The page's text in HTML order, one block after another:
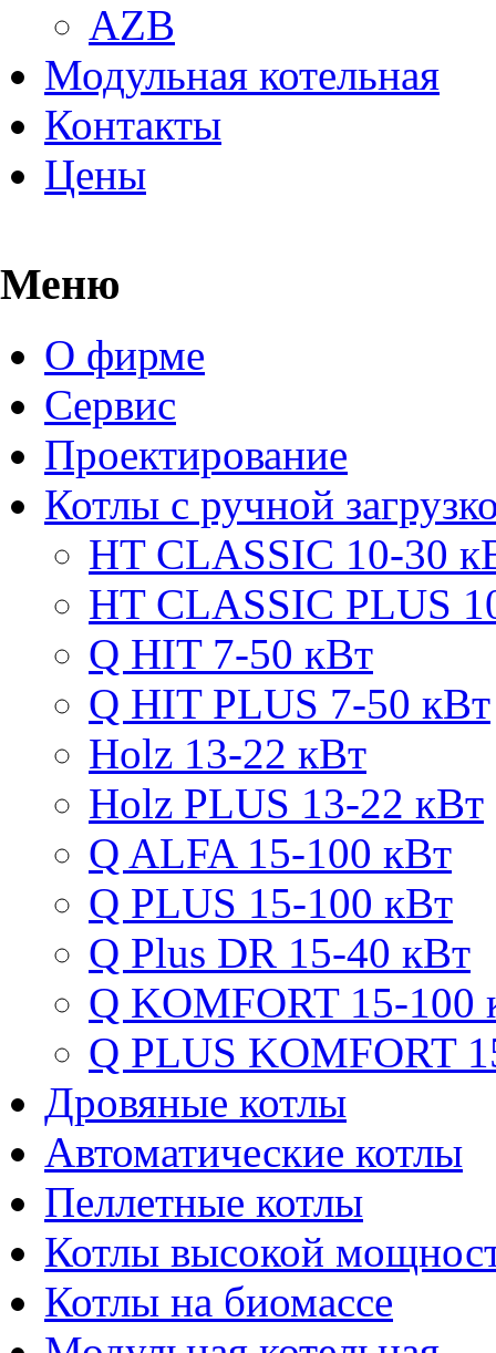
AZB
Модульная котельная
Контакты
Цены
Меню
О фирме
Сервис
Проектирование
Котлы с ручной
HT CLASSIC 10-30
HT CLASSIC PLUS
Q HIT 7-50 кВт
Q HIT PLUS 7-50 кВт
Holz 13-22 кВт
Holz PLUS 13-22 кВт
Q ALFA 15-100 кВт
Q PLUS 15-100 кВт
Q Plus DR 15-40 кВт
Q KOMFORT 15-100
Q PLUS KOMFORT
Дровяные котлы
Автоматические котлы
Пеллетные котлы
Котлы высокой
Котлы на биомассе